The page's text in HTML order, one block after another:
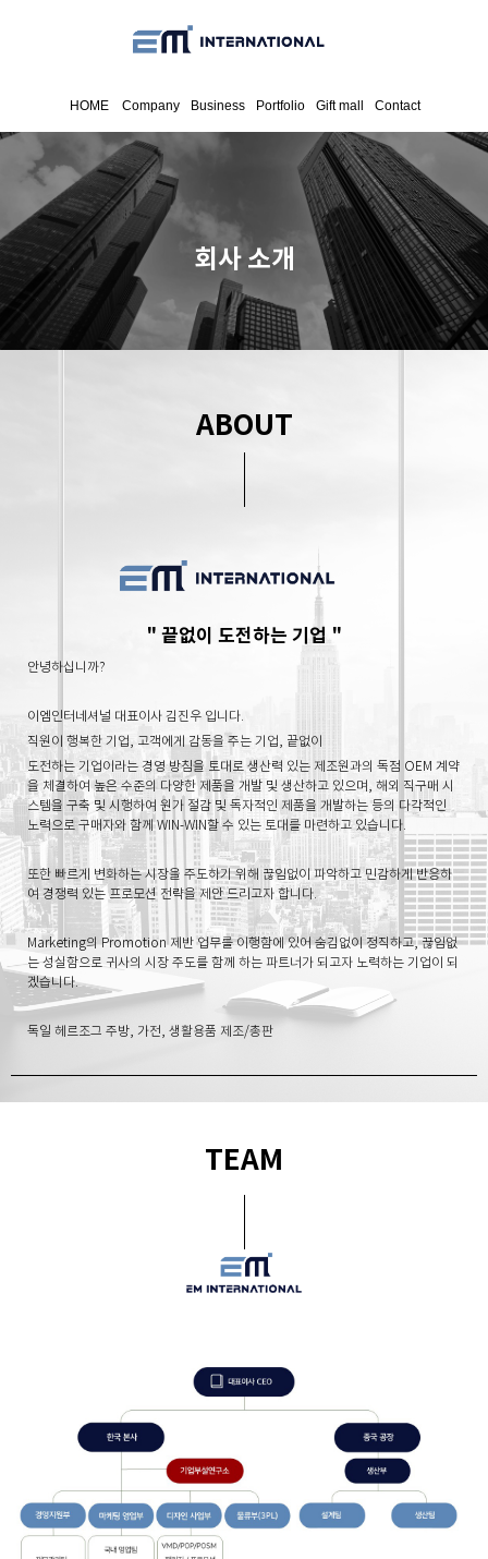
HOME Company Business Portfolio Gift mall Contact
회사 소개
ABOUT
" 끝없이 도전하는 기업 "
안녕하십니까?
이엠인터네셔널 대표이사 김진우 입니다.
직원이 행복한 기업, 고객에게 감동을 주는 기업, 끝없이
도전하는 기업이라는 경영 방침을 토대로 생산력 있는 제 조원과의 독점 OEM 계약
을 체결하여 높은 수준의 다양한 제품을 개발 및 생산하고 있으며, 해외 직구매 시
스템을 구축 및 시행하여 원가 절감 및 독자적인 제품을 개발하는 등의 다각적인
노력으로 구매자와 함께 WIN-WIN할 수 있는 토대를 마련하고 있습니다.
또한 빠르게 변화하는 시장을 주도하기 위해 끊임없이 파악하고 민감하게 반응하
여경쟁력 있는 프로모션 전략을제안 드리고자 합니다.
Marketing의 Promotion 제반 업무를 이행함에 있어 숨김없이 정직하고, 끊임없
는 성실함으로귀사의 시장 주도를 함께 하는 파트너가 되고자 노력하는 기업이 되
겠습니다.
독일 헤르조그 주방, 가전, 생활용품 제조/총판
TEAM